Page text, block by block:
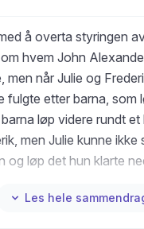
å overta styringen
hvem John
når Julie og
fulgte etter barna,
løp videre rundt
men Julie kunne
og løp det hun klarte
Les hele